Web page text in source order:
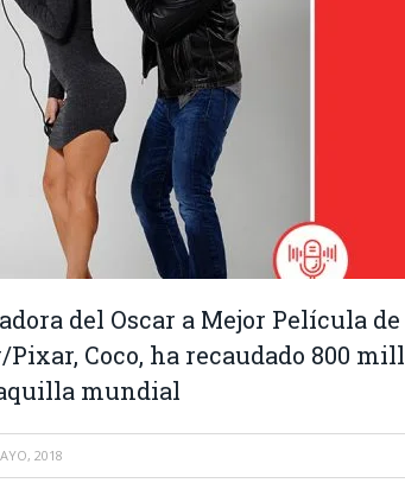
del Oscar a Me­jor Película
Coco, ha recau­dado 800
mundial
2018